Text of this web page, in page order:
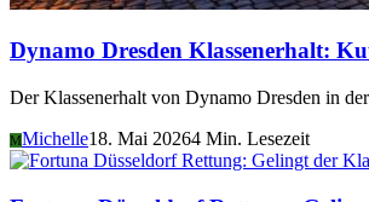
Dynamo Dresden Klassenerhalt:
Der Klassenerhalt von Dynamo Dresden in
MMichelle18. Mai 20264 Min. Lesezeit